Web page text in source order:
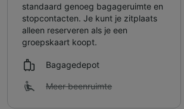
standaard genoeg bagageruimte en
stopcontacten. Je kunt je zitplaats
alleen reserveren als je een
groepskaart koopt.
Bagagedepot
Meer beenruimte